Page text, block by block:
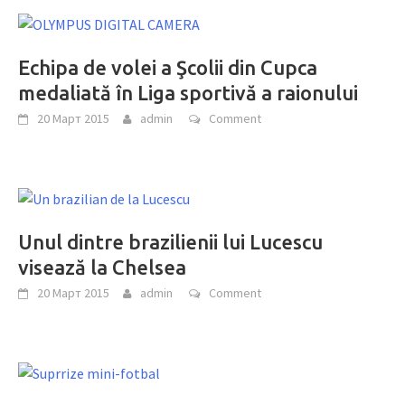
Echipa de volei a Şcolii din Cupca
medaliată în Liga sportivă a raionului
20 Март 2015 admin Comment
Unul dintre brazilienii lui Lucescu
visează la Chelsea
20 Март 2015 admin Comment